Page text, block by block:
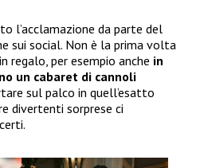
l’acclamazione da parte del
sui social. Non è la prima volta
regalo, per esempio anche in
un cabaret di cannoli
sul palco in quell’esatto
divertenti sorprese ci